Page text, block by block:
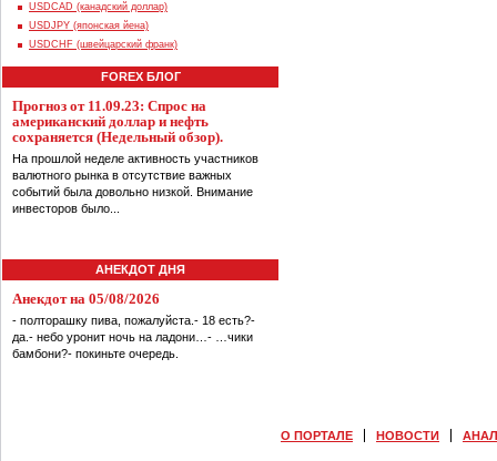
USDCAD (канадский доллар)
USDJPY (японская йена)
USDCHF (швейцарский франк)
FOREX БЛОГ
Прогноз от 11.09.23: Спрос на
американский доллар и нефть
сохраняется (Недельный обзор).
На прошлой неделе активность участников
валютного рынка в отсутствие важных
событий была довольно низкой. Внимание
инвесторов было...
АНЕКДОТ ДНЯ
Анекдот на 05/08/2026
- полторашку пива, пожалуйста.- 18 есть?-
да.- небо уронит ночь на ладони…- …чики
бамбони?- покиньте очередь.
О ПОРТАЛЕ НОВОСТИ